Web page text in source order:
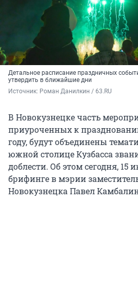
Детальное расписание праздничных
утвердить в ближайшие дни
Источник: Роман Данилкин / 63.RU
В Новокузнецке часть
приуроченных к
году, будут объединены
южной столице Кузбасса
доблести. Об этом сегодня, 15
брифинге в мэрии
Новокузнецка Павел